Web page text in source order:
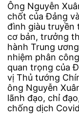
Ông Nguyễn
chốt của Đảng
đình giàu truyền
cơ bản, trưởng
hành Trung
nhiệm phân
quan trọng của
vị Thủ tướng
ông Nguyễn
lãnh đạo, chỉ
chống dịch